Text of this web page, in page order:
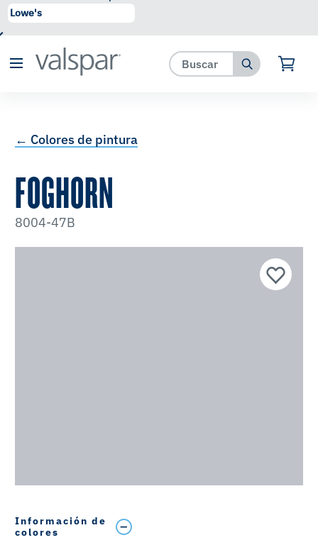
se ha agregado a favoritos.
← Colores de pintura
FOGHORN
8004-47B
Información de
colores